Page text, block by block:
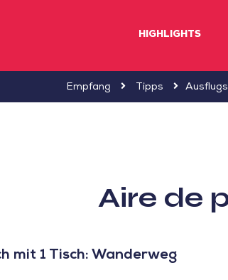
HIGHLIGHTS
Empfang Tipps
Aire de
mit 1 Tisch: Wanderweg